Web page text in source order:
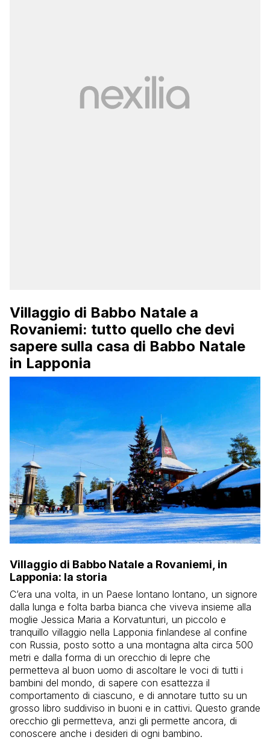
Villaggio di Babbo Natale a
Rovaniemi: tutto quello che devi
sapere sulla casa di Babbo Natale
in Lapponia
Villaggio di Babbo Natale a Rovaniemi, in
Lapponia: la storia
C’era una volta, in un Paese lontano lontano, un signore
dalla lunga e folta barba bianca che viveva insieme alla
moglie Jessica Maria a Korvatunturi, un piccolo e
tranquillo villaggio nella Lapponia finlandese al confine
con Russia, posto sotto a una montagna alta circa 500
metri e dalla forma di un orecchio di lepre che
permetteva al buon uomo di ascoltare le voci di tutti i
bambini del mondo, di sapere con esattezza il
comportamento di ciascuno, e di annotare tutto su un
grosso libro suddiviso in buoni e in cattivi. Questo grande
orecchio gli permetteva, anzi gli permette ancora, di
conoscere anche i desideri di ogni bambino.